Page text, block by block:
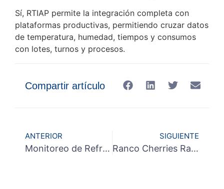
Sí, RTIAP permite la integración completa con
plataformas productivas, permitiendo cruzar datos
de temperatura, humedad, tiempos y consumos
con lotes, turnos y procesos.
Compartir artículo
ANTERIOR
Monitoreo de Refrigeración de Alimentos: Control Total y Sin Pérdidas para tu Industria
SIGUIENTE
Ranco Cherries Rancagua: mejores decisiones que impactan la calidad de los procesos